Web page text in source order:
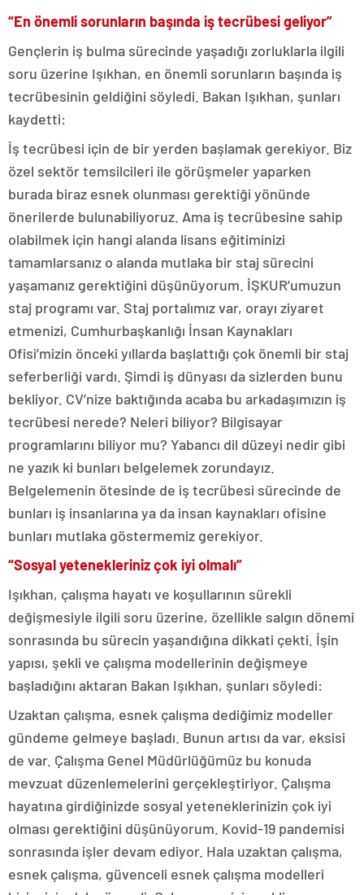
“En önemli sorunların başında iş tecrübesi geliyor”
Gençlerin iş bulma sürecinde yaşadığı zorluklarla ilgili
soru üzerine Işıkhan, en önemli sorunların başında iş
tecrübesinin geldiğini söyledi. Bakan Işıkhan, şunları
kaydetti:
İş tecrübesi için de bir yerden başlamak gerekiyor. Biz
özel sektör temsilcileri ile görüşmeler yaparken
burada biraz esnek olunması gerektiği yönünde
önerilerde bulunabiliyoruz. Ama iş tecrübesine sahip
olabilmek için hangi alanda lisans eğitiminizi
tamamlarsanız o alanda mutlaka bir staj sürecini
yaşamanız gerektiğini düşünüyorum. İŞKUR’umuzun
staj programı var. Staj portalımız var, orayı ziyaret
etmenizi, Cumhurbaşkanlığı İnsan Kaynakları
Ofisi’mizin önceki yıllarda başlattığı çok önemli bir staj
seferberliği vardı. Şimdi iş dünyası da sizlerden bunu
bekliyor. CV’nize baktığında acaba bu arkadaşımızın iş
tecrübesi nerede? Neleri biliyor? Bilgisayar
programlarını biliyor mu? Yabancı dil düzeyi nedir gibi
ne yazık ki bunları belgelemek zorundayız.
Belgelemenin ötesinde de iş tecrübesi sürecinde de
bunları iş insanlarına ya da insan kaynakları ofisine
bunları mutlaka göstermemiz gerekiyor.
“Sosyal yetenekleriniz çok iyi olmalı”
Işıkhan, çalışma hayatı ve koşullarının sürekli
değişmesiyle ilgili soru üzerine, özellikle salgın dönemi
sonrasında bu sürecin yaşandığına dikkati çekti. İşin
yapısı, şekli ve çalışma modellerinin değişmeye
başladığını aktaran Bakan Işıkhan, şunları söyledi:
Uzaktan çalışma, esnek çalışma dediğimiz modeller
gündeme gelmeye başladı. Bunun artısı da var, eksisi
de var. Çalışma Genel Müdürlüğümüz bu konuda
mevzuat düzenlemelerini gerçekleştiriyor. Çalışma
hayatına girdiğinizde sosyal yeteneklerinizin çok iyi
olması gerektiğini düşünüyorum. Kovid-19 pandemisi
sonrasında işler devam ediyor. Hala uzaktan çalışma,
esnek çalışma, güvenceli esnek çalışma modelleri